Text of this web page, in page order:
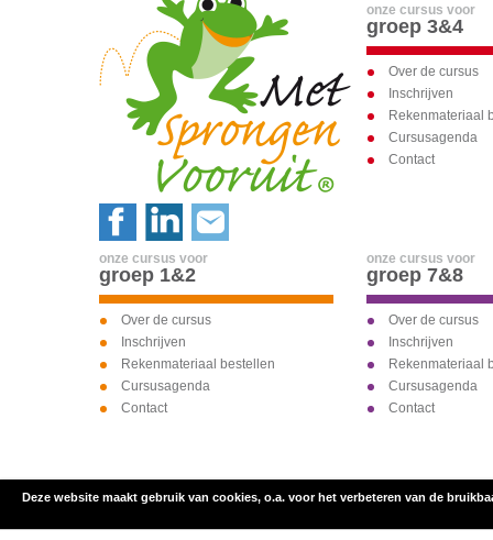
onze cursus voor
groep 3&4
Over de cursus
Inschrijven
Rekenmateriaal
Cursusagenda
Contact
onze cursus voor
groep 1&2
Over de cursus
Inschrijven
Rekenmateriaal bestellen
Cursusagenda
Contact
onze cursus voor
groep 7&8
Over de cursus
Inschrijven
Rekenmateriaal
Cursusagenda
Contact
inschrijven voor
Deze website maakt gebruik van cookies, o.a. voor het verbeteren van de